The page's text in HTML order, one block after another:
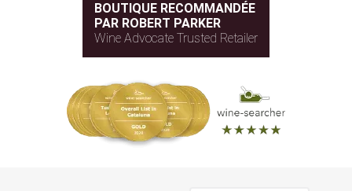
BOUTIQUE RECOMMANDÉE
PAR ROBERT PARKER
Wine Advocate Trusted Retailer